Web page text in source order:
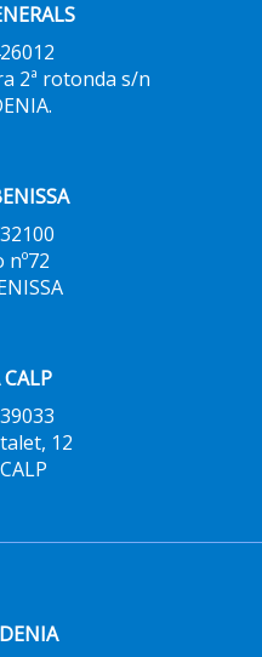
2ª rotonda s/n
nº72
12